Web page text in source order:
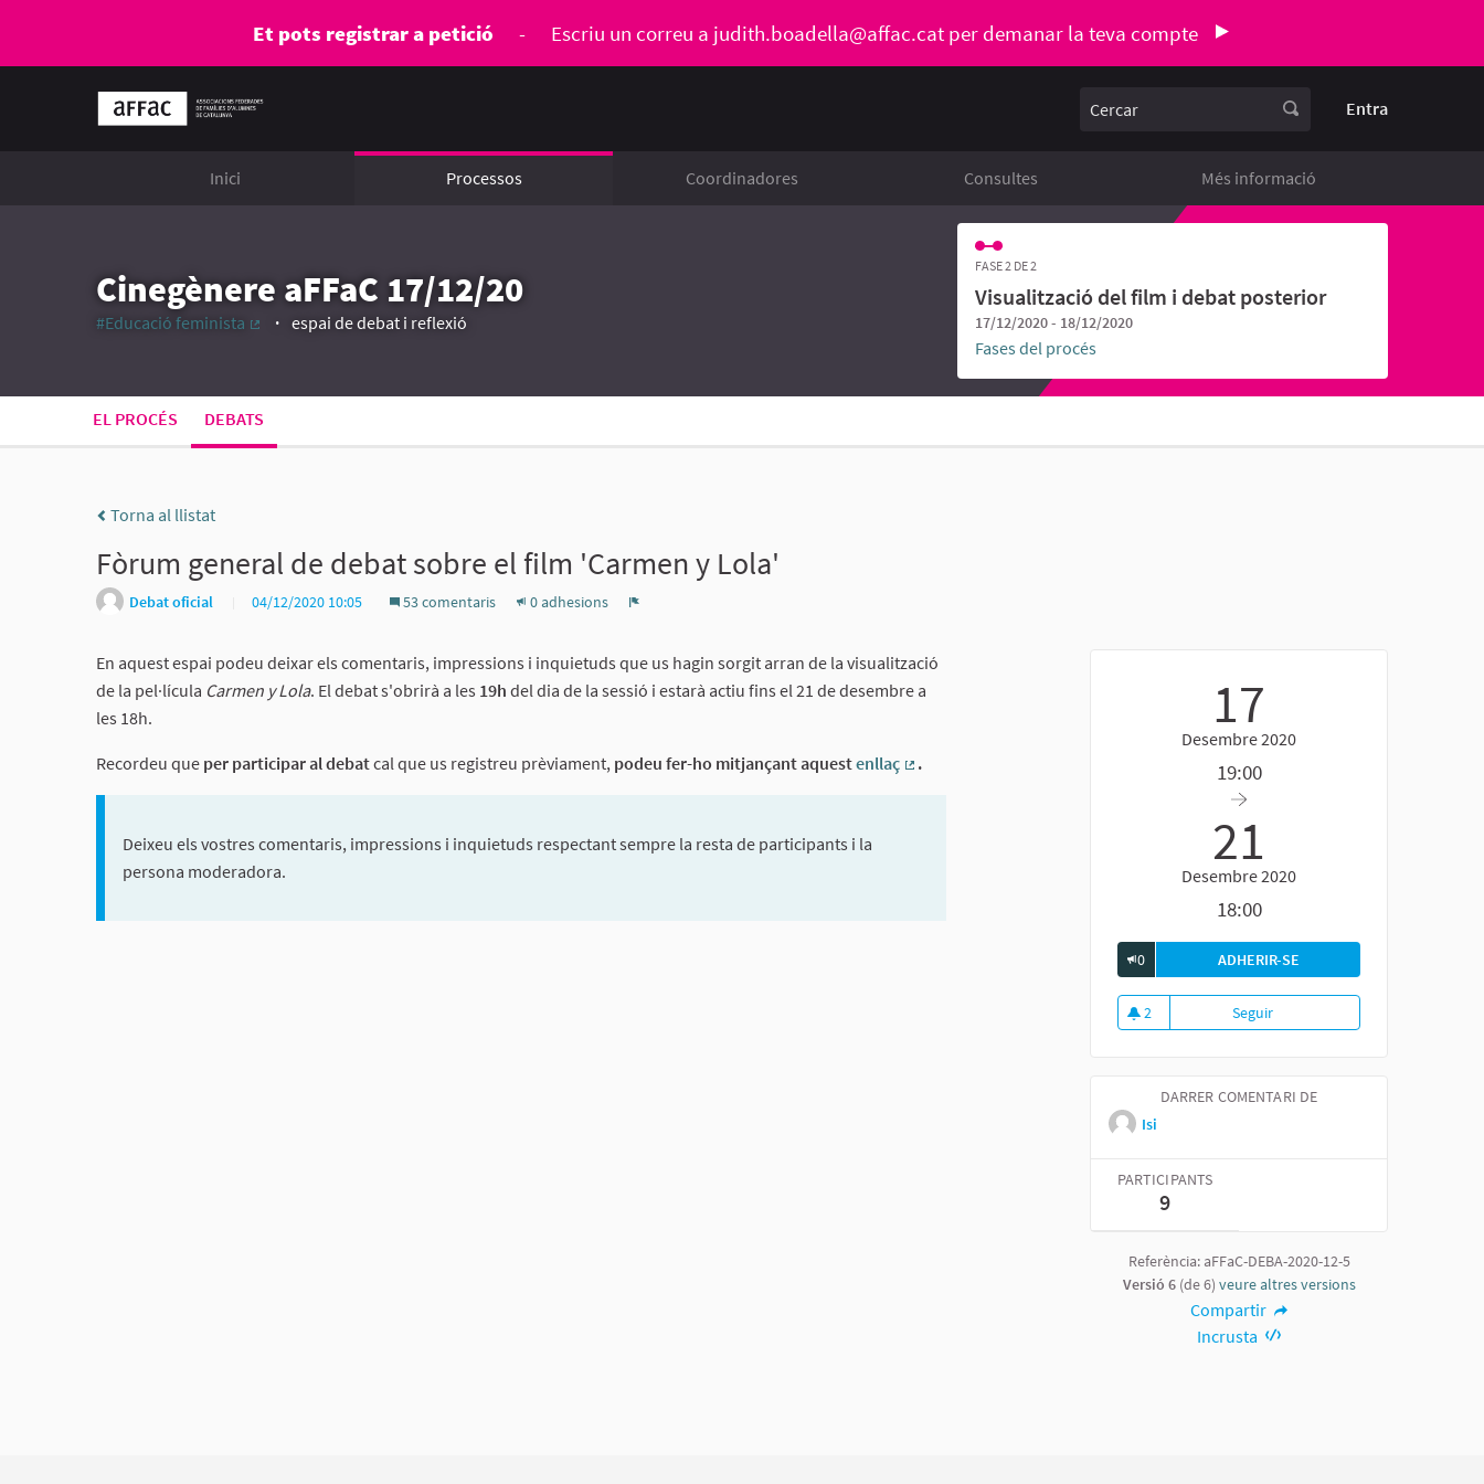
Et pots registrar a petició - Escriu un correu a judith.boadella@affac.catper demanar la teva compte
Entra
Inici Processos Coordinadores Consultes Més informació
Cinegènere aFFaC 17/12/20
#Educació feminista
espai de debat i reflexió
FASE 2 DE 2
Visualització del film i debat posterior
17/12/2020 - 18/12/2020
Fases del procés
EL PROCÉS DEBATS
Torna al llistat
Fòrum general de debat sobre el film 'Carmen y Lola'
Debat oficial 04/12/2020 10:05 53 comentaris 0 adhesions
17
Desembre 2020
19:00
21
Desembre 2020
18:00
0 ADHERIR-SE
2
2 seguidores
SeguirFòrum general de debat sobre
DARRER COMENTARI DE
Isi
PARTICIPANTS
9
Referència: aFFaC-DEBA-2020-12-5
Versió 6(de 6) veure altres versions
Compartir
Incrusta
En aquest espai podeu deixar els comentaris, impressions i inquietuds que us hagin sorgit arran de la visualització
de la pel·lícula Carmen y Lola. El debat s'obrirà a les 19h del dia de la sessió i estarà actiu fins el 21 de desembre a
les 18h.
Recordeu que per participar al debatcal que us registreu prèviament, podeu fer-ho mitjançant aquestenllaç
.
Deixeu els vostres comentaris, impressions i inquietuds respectant sempre la resta de participants i la
persona moderadora.